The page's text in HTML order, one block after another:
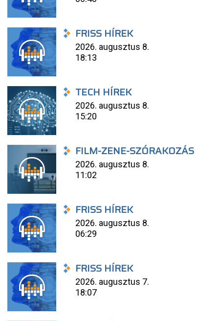
FRISS HÍREK
2026. augusztus 8.
18:13
TECH HÍREK
2026. augusztus 8.
15:20
FILM-ZENE-SZÓRAKOZÁS
2026. augusztus 8.
11:02
FRISS HÍREK
2026. augusztus 8.
06:29
FRISS HÍREK
2026. augusztus 7.
18:07